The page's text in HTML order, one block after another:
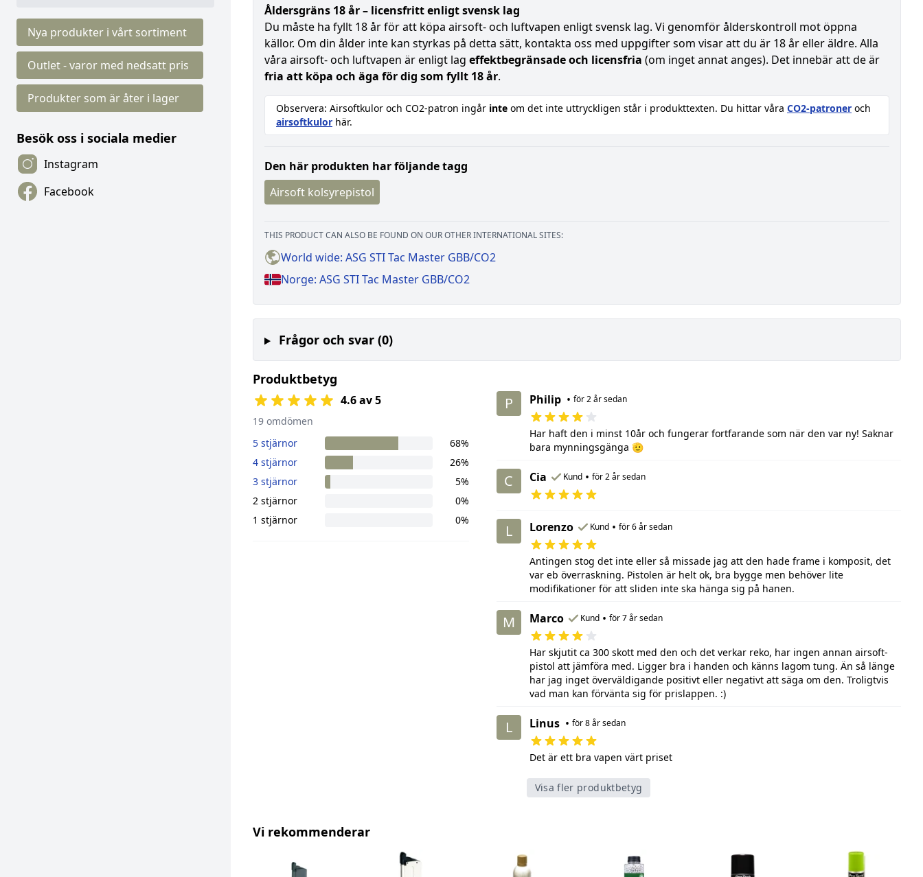
Nya produkter i vårt sortiment
Outlet - varor med nedsatt pris
Produkter som är åter i lager
Besök oss i sociala medier
Instagram
Facebook
Åldersgräns 18 år – licensfritt enligt svensk lag
Du måste ha fyllt 18 år för att köpa airsoft- och luftvapen enligt svensk lag. Vi genomför ålderskontroll mot öppna
källor. Om din ålder inte kan styrkas på detta sätt, kontakta oss med uppgifter som visar att du är 18 år eller äldre. Alla
våra airsoft- och luftvapen är enligt lag effektbegränsade och licensfria (om inget annat anges). Det innebär att de är
fria att köpa och äga för dig som fyllt 18 år.
Observera: Airsoftkulor och CO2-patron ingår inte om det inte uttryckligen står i produkttexten. Du hittar våra CO2-patroner och
airsoftkulor här.
Den här produkten har följande tagg
Airsoft kolsyrepistol
THIS PRODUCT CAN ALSO BE FOUND ON OUR OTHER INTERNATIONAL SITES:
World wide: ASG STI Tac Master GBB/CO2
Norge: ASG STI Tac Master GBB/CO2
Frågor och svar (0)
Produktbetyg
4.6 av 5
19 omdömen
5 stjärnor
68%
4 stjärnor
26%
3 stjärnor
5%
2 stjärnor
0%
1 stjärnor
0%
P Philip • för 2 år sedan
Har haft den i minst 10år och fungerar fortfarande som när den var ny! Saknar
bara mynningsgänga 🫡
C Cia Kund • för 2 år sedan
L Lorenzo Kund • för 6 år sedan
Antingen stog det inte eller så missade jag att den hade frame i komposit, det
var eb överraskning. Pistolen är helt ok, bra bygge men behöver lite
modifikationer för att sliden inte ska hänga sig på hanen.
M Marco Kund • för 7 år sedan
Har skjutit ca 300 skott med den och det verkar reko, har ingen annan airsoft-
pistol att jämföra med. Ligger bra i handen och känns lagom tung. Än så länge
har jag inget överväldigande positivt eller negativt att säga om den. Troligtvis
vad man kan förvänta sig för prislappen. :)
L Linus • för 8 år sedan
Det är ett bra vapen värt priset
Visa fler produktbetyg
Vi rekommenderar